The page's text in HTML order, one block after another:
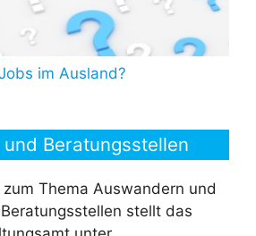
im Ausland?
Beratungsstellen
Thema Auswandern und
stellt das